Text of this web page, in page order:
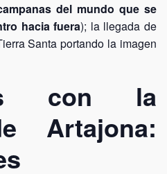
del mundo que se
hacia fuera); la llegada de
Santa portando la imagen
con la
Artajona: